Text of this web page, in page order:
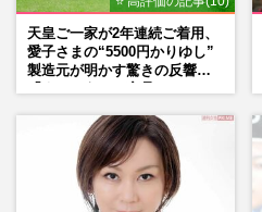
天皇ご一家が2年連続ご着用、
愛子さまの“5500円かりゆし”
製造元が明かす驚きの反響